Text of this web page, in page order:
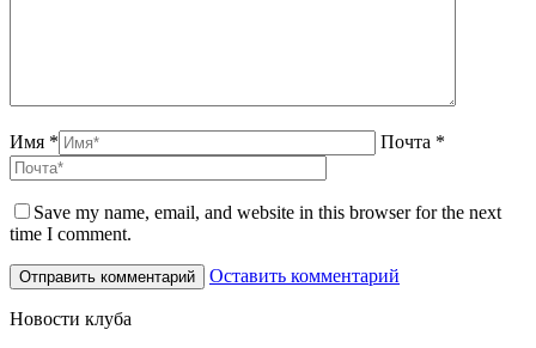
Имя * Почта *
Save my name, email, and website in this browser for the next
time I comment.
Оставить комментарий
Новости клуба